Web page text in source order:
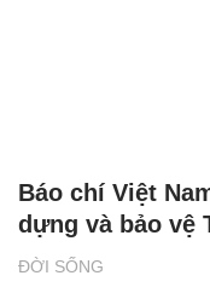
ĐỜI SỐNG
Báo chí Việt
dựng và bảo vệ